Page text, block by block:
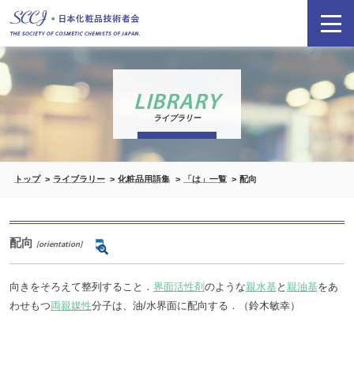
LIBRARY
ライブラリー
トップ ライブラリー 化粧品用語集 「は」一覧 配向
配向 [orientation]
向きをそろえて整列すること． 界面活性剤 のような親水基と 親油基をあ
わせもつ両親媒性分子は、油/水界面に配向する．（鈴木敏幸）